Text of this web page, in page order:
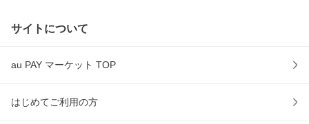
サイトについて
au PAY マーケット TOP
はじめてご利用の方